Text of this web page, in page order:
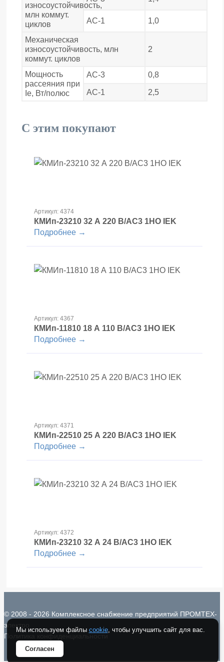
износоустойчивость,
млн коммут.
циклов
АС-1 1,0
Механическая
износоустойчивость, млн
коммут. циклов
2
Мощность
рассеяния при
Ie, Вт/полюс
АС-3 0,8
АС-1 2,5
С этим покупают
Артикул: 4374
КМИп-23210 32 А 220 В/АС3 1НО IEK
Подробнее →
Артикул: 4367
КМИп-11810 18 А 110 В/АС3 1НО IEK
Подробнее →
Артикул: 4371
КМИп-22510 25 А 220 В/АС3 1НО IEK
Подробнее →
Артикул: 4372
КМИп-23210 32 А 24 В/АС3 1НО IEK
Подробнее →
© 2008 - 2026 Комплексное снабжение предприятий ПРОМТЕХ-
электро
Политика конфиденциальности
Мы используем файлы cookie, чтобы улучшить сайт для вас.
Согласен